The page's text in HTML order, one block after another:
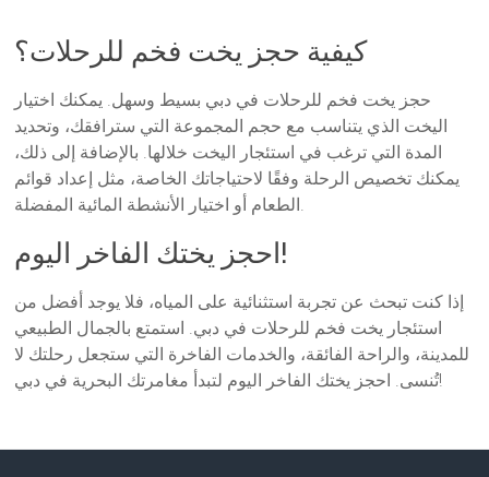
كيفية حجز يخت فخم للرحلات؟
حجز يخت فخم للرحلات في دبي بسيط وسهل. يمكنك اختيار
اليخت الذي يتناسب مع حجم المجموعة التي سترافقك، وتحديد
المدة التي ترغب في استئجار اليخت خلالها. بالإضافة إلى ذلك،
يمكنك تخصيص الرحلة وفقًا لاحتياجاتك الخاصة، مثل إعداد قوائم
الطعام أو اختيار الأنشطة المائية المفضلة.
احجز يختك الفاخر اليوم!
إذا كنت تبحث عن تجربة استثنائية على المياه، فلا يوجد أفضل من
استئجار يخت فخم للرحلات في دبي. استمتع بالجمال الطبيعي
للمدينة، والراحة الفائقة، والخدمات الفاخرة التي ستجعل رحلتك لا
تُنسى. احجز يختك الفاخر اليوم لتبدأ مغامرتك البحرية في دبي!